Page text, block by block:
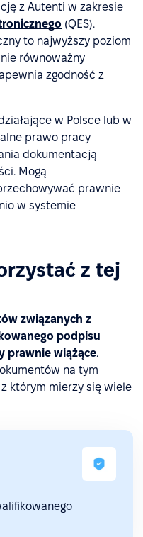
z Autenti w zakresie
(QES).
to najwyższy poziom
równoważny
zgodność z
w Polsce lub w
prawo pracy
dokumentacją
Mogą
prawnie
w systemie
z tej
związanych z
podpisu
prawnie wiążące.
na tym
którym mierzy się wiele